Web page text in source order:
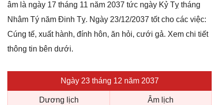
âm là ngày 17 tháng 11 năm 2037 tức ngày Kỷ Tỵ tháng
Nhâm Tý năm Đinh Tỵ. Ngày 23/12/2037 tốt cho các việc:
Cúng tế, xuất hành, đính hôn, ăn hỏi, cưới gả. Xem chi tiết
thông tin bên dưới.
Ngày 23 tháng 12 năm 2037
Dương lịch Âm lịch